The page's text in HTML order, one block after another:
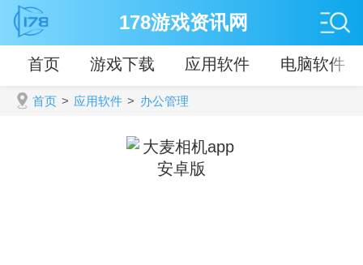
178游戏资讯网
首页 游戏下载 应用软件 电脑软件
首页 > 应用软件 > 办公管理